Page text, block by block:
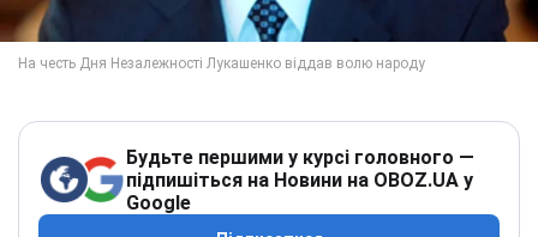
Будьте першими у курсі головного —
підпишіться на Новини на OBOZ.UA у
Google